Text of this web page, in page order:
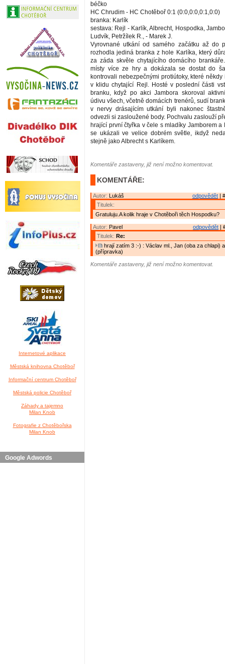
Internetové aplikace
Městská knihovna Chotěboř
Informační centrum Chotěboř
Městská policie Chotěboř
Záhady a tajemno
Milan Knob
Fotografie z Chotěbořska
Milan Knob
Google Adwords
béčko
HC Chrudim - HC Chotěboř 0:1 (0:0,0:0,0:1,0:0)
branka: Karlík
sestava: Rejl - Karlík, Albrecht, Hospodka,
Ludvík, Petržílek R., - Marek J.
Vyrovnané utkání od samého začátku až do
rozhodla jediná branka z hole Karlíka, který
za záda skvěle chytajícího domácího
místy více ze hry a dokázala se dostat do
kontrovali nebezpečnými protiútoky, které
v klidu chytající Rejl. Hosté v poslední části
branku, když po akci Jambora skoroval
údivu všech, včetně domácích trenérů, sudí
v nervy drásajícím utkání byli nakonec
odvezli si zasloužené body. Pochvalu zaslouží
hrající první čtyřka v čele s mladíky Jamborem a
se ukázali ve velice dobrém světle, ikdyž
stejně jako Albrecht s Karlíkem.
Komentáře zastaveny, již není možno komentovat.
KOMENTÁŘE:
odpovědět |
Autor: Lukáš
Titulek:
Gratuluju.A kolik hraje v Chotěboři těch Hospodku?
odpovědět |
Autor: Pavel
Titulek: Re:
hrají zatím 3 :-) : Václav ml., Jan (oba za chlapi)
(přípravka)
Komentáře zastaveny, již není možno komentovat.